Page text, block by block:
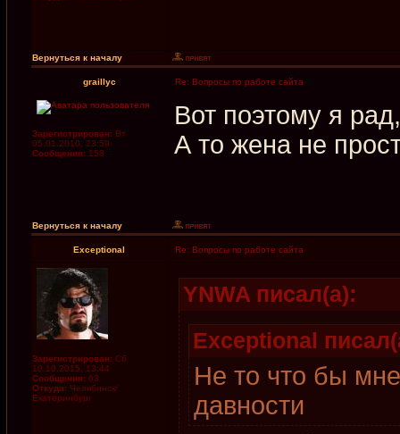
Вернуться к началу
graillyc Re: Вопросы по работе сайта
Зарегистрирован: Вт
05.01.2010, 23:59
Сообщения: 158
Вот поэтому я
А то жена не
Вернуться к началу
Exceptional Re: Вопросы по работе сайта
Зарегистрирован: Сб
10.10.2015, 13:44
Сообщения: 63
Откуда: Челябинск/
Екатеринбург
YNWA писал(а):
Exceptional
Не то что бы
давности